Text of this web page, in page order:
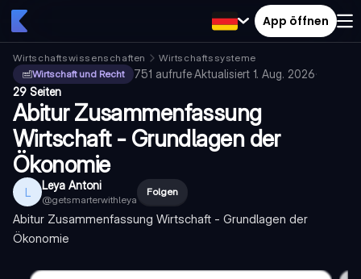
App öffnen
Wirtschaftswissenschaften
Wirtschaftssysteme
Wirtschaft und Recht
751 aufrufe·Aktualisiert 1. Aug. 2026·
29 Seiten
Abitur Zusammenfassung
Wirtschaft - Grundlagen der
Ökonomie
L Leya Antoni
@getsmarterwithleya
Folgen
Abitur Zusammenfassung Wirtschaft - Grundlagen der
Ökonomie